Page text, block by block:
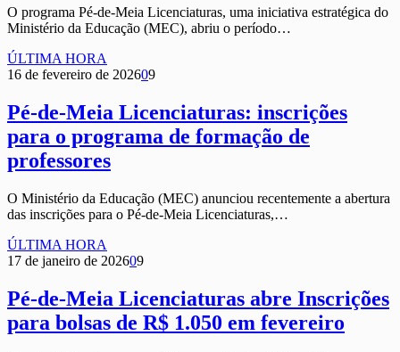
O programa Pé-de-Meia Licenciaturas, uma iniciativa estratégica do
Ministério da Educação (MEC), abriu o período…
ÚLTIMA HORA
16 de fevereiro de 202609
Pé-de-Meia Licenciaturas: inscrições
para o programa de formação de
professores
O Ministério da Educação (MEC) anunciou recentemente a abertura
das inscrições para o Pé-de-Meia Licenciaturas,…
ÚLTIMA HORA
17 de janeiro de 202609
Pé-de-Meia Licenciaturas abre Inscrições
para bolsas de R$ 1.050 em fevereiro